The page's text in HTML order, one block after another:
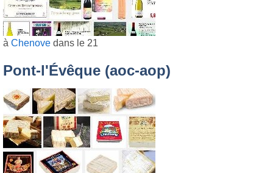
à Chenove dans le 21
Pont-l'Évêque (aoc-aop)